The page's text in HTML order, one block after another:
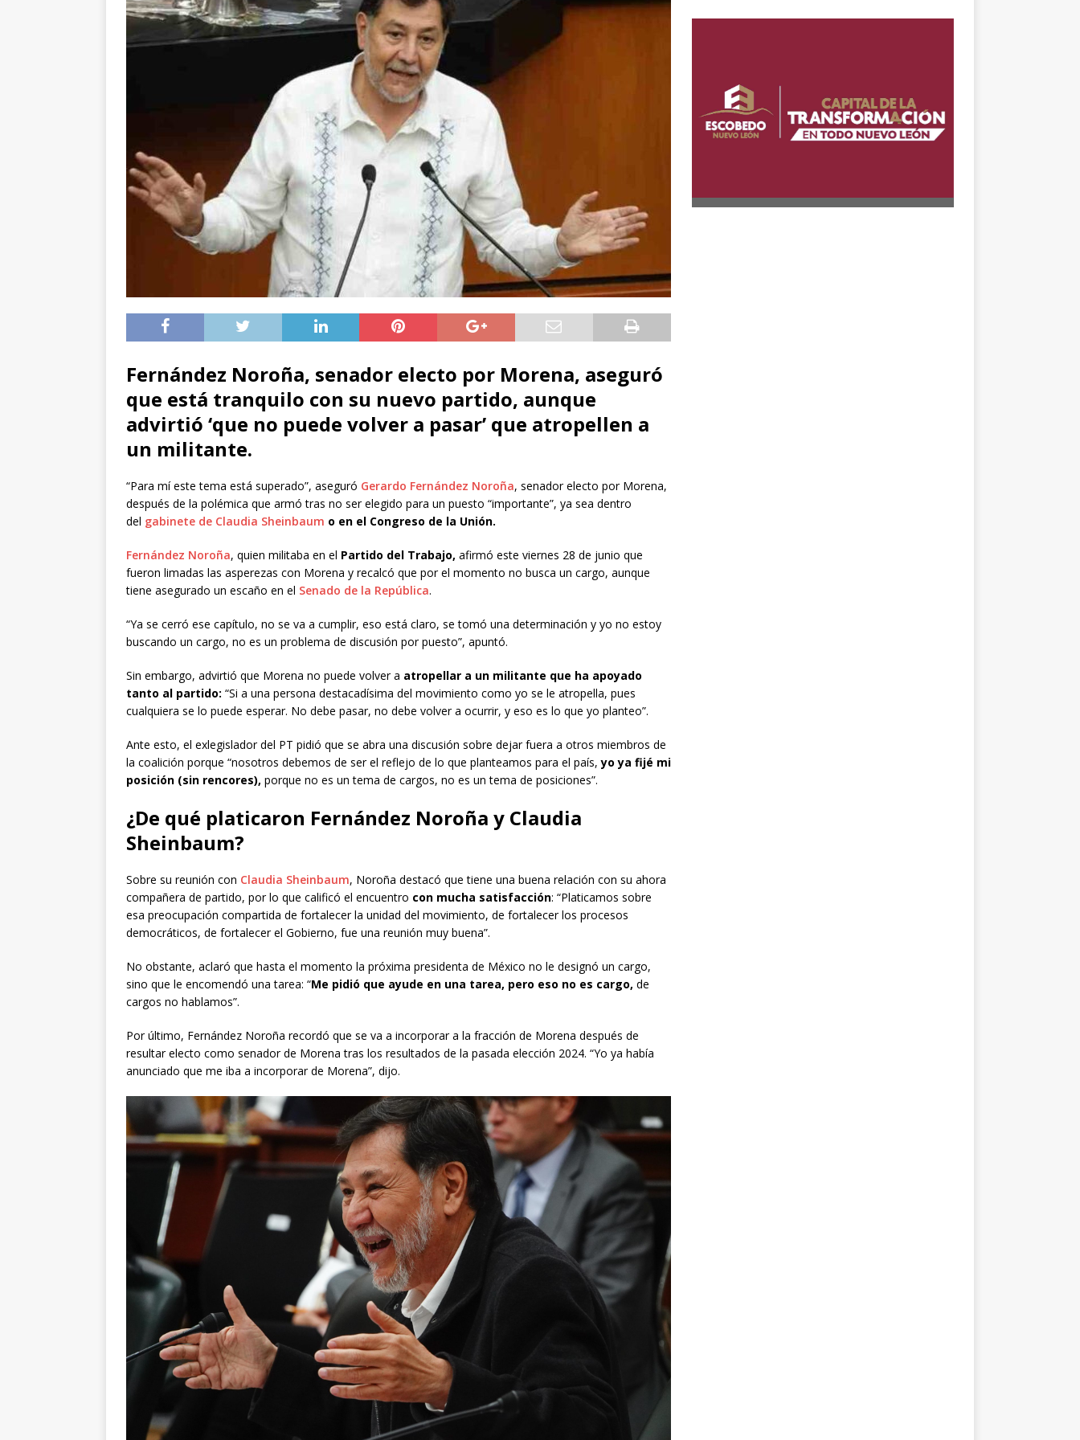
Fernández Noroña, senador electo por Morena, aseguró
que está tranquilo con su nuevo partido, aunque
advirtió ‘que no puede volver a pasar’ que atropellen a
un militante.
“Para mí este tema está superado”, aseguró Gerardo Fernández Noroña, senador electo por Morena,
después de la polémica que armó tras no ser elegido para un puesto “importante”, ya sea dentro
del gabinete de Claudia Sheinbaum o en el Congreso de la Unión.
Fernández Noroña, quien militaba en el Partido del Trabajo, afirmó este viernes 28 de junio que
fueron limadas las asperezas con Morena y recalcó que por el momento no busca un cargo, aunque
tiene asegurado un escaño en el Senado de la República.
“Ya se cerró ese capítulo, no se va a cumplir, eso está claro, se tomó una determinación y yo no estoy
buscando un cargo, no es un problema de discusión por puesto”, apuntó.
Sin embargo, advirtió que Morena no puede volver a atropellar a un militante que ha apoyado
tanto al partido: “Si a una persona destacadísima del movimiento como yo se le atropella, pues
cualquiera se lo puede esperar. No debe pasar, no debe volver a ocurrir, y eso es lo que yo planteo”.
Ante esto, el exlegislador del PT pidió que se abra una discusión sobre dejar fuera a otros miembros de
la coalición porque “nosotros debemos de ser el reflejo de lo que planteamos para el país, yo ya fijé mi
posición (sin rencores), porque no es un tema de cargos, no es un tema de posiciones”.
¿De qué platicaron Fernández Noroña y Claudia
Sheinbaum?
Sobre su reunión con Claudia Sheinbaum, Noroña destacó que tiene una buena relación con su ahora
compañera de partido, por lo que calificó el encuentro con mucha satisfacción: “Platicamos sobre
esa preocupación compartida de fortalecer la unidad del movimiento, de fortalecer los procesos
democráticos, de fortalecer el Gobierno, fue una reunión muy buena”.
No obstante, aclaró que hasta el momento la próxima presidenta de México no le designó un cargo,
sino que le encomendó una tarea: “Me pidió que ayude en una tarea, pero eso no es cargo, de
cargos no hablamos”.
Por último, Fernández Noroña recordó que se va a incorporar a la fracción de Morena después de
resultar electo como senador de Morena tras los resultados de la pasada elección 2024. “Yo ya había
anunciado que me iba a incorporar de Morena”, dijo.